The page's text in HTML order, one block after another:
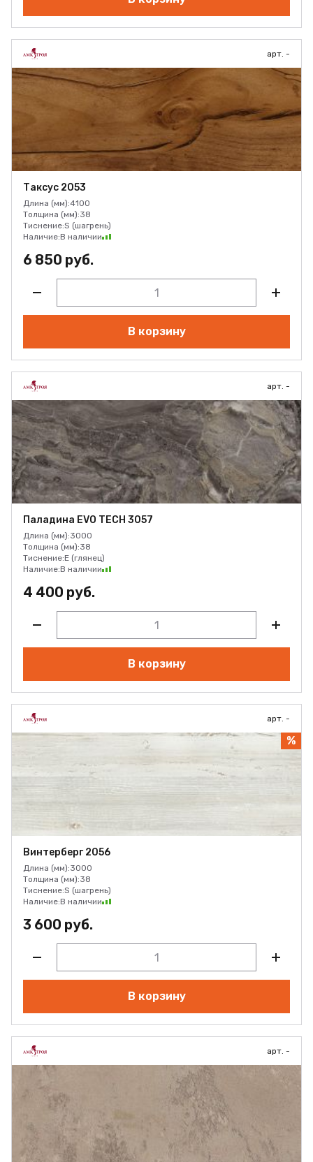
арт. -
Таксус 2053
Длина (мм):4100
Толщина (мм):38
Тиснение:S (шагрень)
Наличие:В наличии
6 850 руб.
В корзину
арт. -
Паладина EVO TECH 3057
Длина (мм):3000
Толщина (мм):38
Тиснение:E (глянец)
Наличие:В наличии
4 400 руб.
В корзину
арт. -
%
Винтерберг 2056
Длина (мм):3000
Толщина (мм):38
Тиснение:S (шагрень)
Наличие:В наличии
3 600 руб.
В корзину
арт. -